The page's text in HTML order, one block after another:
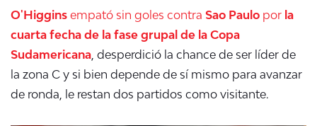
O'Higgins empató sin goles contra Sao Paulo por la
cuarta fecha de la fase grupal de la Copa
Sudamericana, desperdició la chance de ser líder de
la zona C y si bien depende de sí mismo para avanzar
de ronda, le restan dos partidos como visitante.